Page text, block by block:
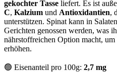
gekochter Tasse liefert. Es ist
C, Kalzium und Antioxidantien,
unterstützen. Spinat kann in
Gerichten genossen werden, was
nährstoffreichen Option macht, um
erhöhen.
🟢 Eisenanteil pro 100g: 2,7 mg